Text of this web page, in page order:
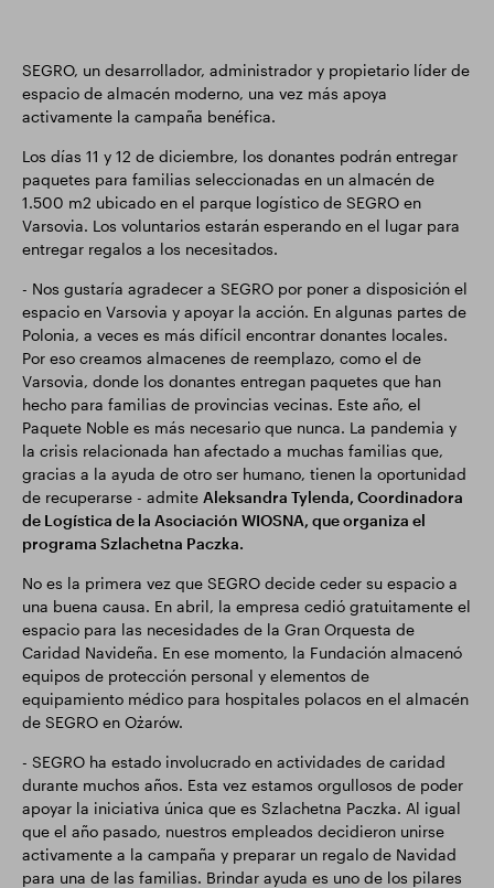
SEGRO, un desarrollador, administrador y propietario líder de
espacio de almacén moderno, una vez más apoya
activamente la campaña benéfica.
Los días 11 y 12 de diciembre, los donantes podrán entregar
paquetes para familias seleccionadas en un almacén de
1.500 m2 ubicado en el parque logístico de SEGRO en
Varsovia. Los voluntarios estarán esperando en el lugar para
entregar regalos a los necesitados.
- Nos gustaría agradecer a SEGRO por poner a disposición el
espacio en Varsovia y apoyar la acción. En algunas partes de
Polonia, a veces es más difícil encontrar donantes locales.
Por eso creamos almacenes de reemplazo, como el de
Varsovia, donde los donantes entregan paquetes que han
hecho para familias de provincias vecinas. Este año, el
Paquete Noble es más necesario que nunca. La pandemia y
la crisis relacionada han afectado a muchas familias que,
gracias a la ayuda de otro ser humano, tienen la oportunidad
de recuperarse - admite Aleksandra Tylenda, Coordinadora
de Logística de la Asociación WIOSNA, que organiza el
programa Szlachetna Paczka.
No es la primera vez que SEGRO decide ceder su espacio a
una buena causa. En abril, la empresa cedió gratuitamente el
espacio para las necesidades de la Gran Orquesta de
Caridad Navideña. En ese momento, la Fundación almacenó
equipos de protección personal y elementos de
equipamiento médico para hospitales polacos en el almacén
de SEGRO en Ożarów.
- SEGRO ha estado involucrado en actividades de caridad
durante muchos años. Esta vez estamos orgullosos de poder
apoyar la iniciativa única que es Szlachetna Paczka. Al igual
que el año pasado, nuestros empleados decidieron unirse
activamente a la campaña y preparar un regalo de Navidad
para una de las familias. Brindar ayuda es uno de los pilares